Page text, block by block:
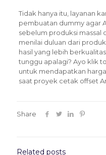
Tidak hanya itu, layanan
pembuatan dummy agar
sebelum produksi massal
menilai duluan dari
hasil yang lebih
tunggu apalagi? Ayo klik
untuk mendapatkan
saat proyek cetak offset
Share
Related posts